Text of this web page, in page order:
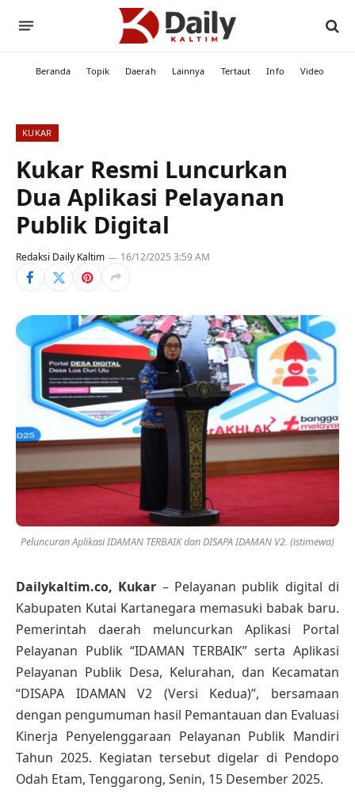
Beranda Topik Daerah Lainnya Tertaut Info Video
KUKAR
Kukar Resmi Luncurkan
Dua Aplikasi Pelayanan
Publik Digital
Redaksi Daily Kaltim 16/12/2025 3:59 AM
Peluncuran Aplikasi IDAMAN TERBAIK dan DISAPA IDAMAN V2. (istimewa)
Dailykaltim.co, Kukar – Pelayanan publik digital di
Kabupaten Kutai Kartanegara memasuki babak baru.
Pemerintah daerah meluncurkan Aplikasi Portal
Pelayanan Publik “IDAMAN TERBAIK” serta Aplikasi
Pelayanan Publik Desa, Kelurahan, dan Kecamatan
“DISAPA IDAMAN V2 (Versi Kedua)”, bersamaan
dengan pengumuman hasil Pemantauan dan Evaluasi
Kinerja Penyelenggaraan Pelayanan Publik Mandiri
Tahun 2025. Kegiatan tersebut digelar di Pendopo
Odah Etam, Tenggarong, Senin, 15 Desember 2025.